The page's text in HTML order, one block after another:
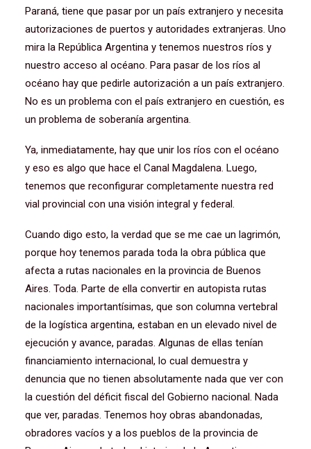
Paraná, tiene que pasar por un país extranjero y necesita
autorizaciones de puertos y autoridades extranjeras. Uno
mira la República Argentina y tenemos nuestros ríos y
nuestro acceso al océano. Para pasar de los ríos al
océano hay que pedirle autorización a un país extranjero.
No es un problema con el país extranjero en cuestión, es
un problema de soberanía argentina.
Ya, inmediatamente, hay que unir los ríos con el océano
y eso es algo que hace el Canal Magdalena. Luego,
tenemos que reconfigurar completamente nuestra red
vial provincial con una visión integral y federal.
Cuando digo esto, la verdad que se me cae un lagrimón,
porque hoy tenemos parada toda la obra pública que
afecta a rutas nacionales en la provincia de Buenos
Aires. Toda. Parte de ella convertir en autopista rutas
nacionales importantísimas, que son columna vertebral
de la logística argentina, estaban en un elevado nivel de
ejecución y avance, paradas. Algunas de ellas tenían
financiamiento internacional, lo cual demuestra y
denuncia que no tienen absolutamente nada que ver con
la cuestión del déficit fiscal del Gobierno nacional. Nada
que ver, paradas. Tenemos hoy obras abandonadas,
obradores vacíos y a los pueblos de la provincia de